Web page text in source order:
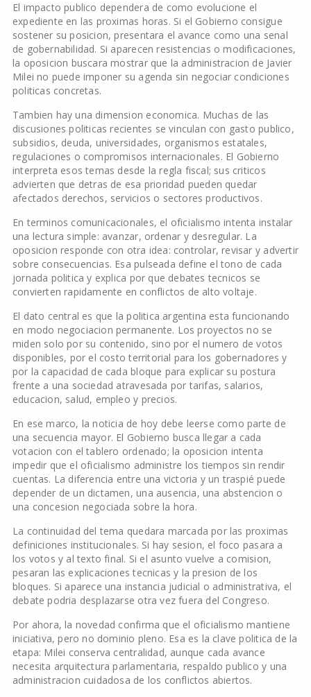
El impacto publico dependera de como evolucione el
expediente en las proximas horas. Si el Gobierno consigue
sostener su posicion, presentara el avance como una senal
de gobernabilidad. Si aparecen resistencias o modificaciones,
la oposicion buscara mostrar que la administracion de Javier
Milei no puede imponer su agenda sin negociar condiciones
politicas concretas.
Tambien hay una dimension economica. Muchas de las
discusiones politicas recientes se vinculan con gasto publico,
subsidios, deuda, universidades, organismos estatales,
regulaciones o compromisos internacionales. El Gobierno
interpreta esos temas desde la regla fiscal; sus criticos
advierten que detras de esa prioridad pueden quedar
afectados derechos, servicios o sectores productivos.
En terminos comunicacionales, el oficialismo intenta instalar
una lectura simple: avanzar, ordenar y desregular. La
oposicion responde con otra idea: controlar, revisar y advertir
sobre consecuencias. Esa pulseada define el tono de cada
jornada politica y explica por que debates tecnicos se
convierten rapidamente en conflictos de alto voltaje.
El dato central es que la politica argentina esta funcionando
en modo negociacion permanente. Los proyectos no se
miden solo por su contenido, sino por el numero de votos
disponibles, por el costo territorial para los gobernadores y
por la capacidad de cada bloque para explicar su postura
frente a una sociedad atravesada por tarifas, salarios,
educacion, salud, empleo y precios.
En ese marco, la noticia de hoy debe leerse como parte de
una secuencia mayor. El Gobierno busca llegar a cada
votacion con el tablero ordenado; la oposicion intenta
impedir que el oficialismo administre los tiempos sin rendir
cuentas. La diferencia entre una victoria y un traspié puede
depender de un dictamen, una ausencia, una abstencion o
una concesion negociada sobre la hora.
La continuidad del tema quedara marcada por las proximas
definiciones institucionales. Si hay sesion, el foco pasara a
los votos y al texto final. Si el asunto vuelve a comision,
pesaran las explicaciones tecnicas y la presion de los
bloques. Si aparece una instancia judicial o administrativa, el
debate podria desplazarse otra vez fuera del Congreso.
Por ahora, la novedad confirma que el oficialismo mantiene
iniciativa, pero no dominio pleno. Esa es la clave politica de la
etapa: Milei conserva centralidad, aunque cada avance
necesita arquitectura parlamentaria, respaldo publico y una
administracion cuidadosa de los conflictos abiertos.